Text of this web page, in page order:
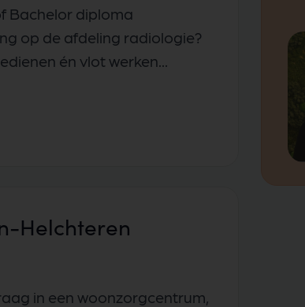
Bachelor diploma
op de afdeling radiologie?
én vlot werken...
Helchteren
in een woonzorgcentrum,
Gaëlle Lippens
Talent Scout